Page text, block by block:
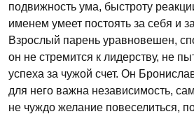
подвижность ума, быстроту
именем умеет постоять за себя и
Взрослый парень уравновешен,
он не стремится к лидерству, не
успеха за чужой счет. Он
для него важна независимость,
не чуждо желание повеселиться,